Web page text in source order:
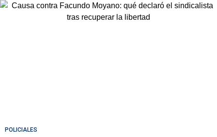
POLICIALES